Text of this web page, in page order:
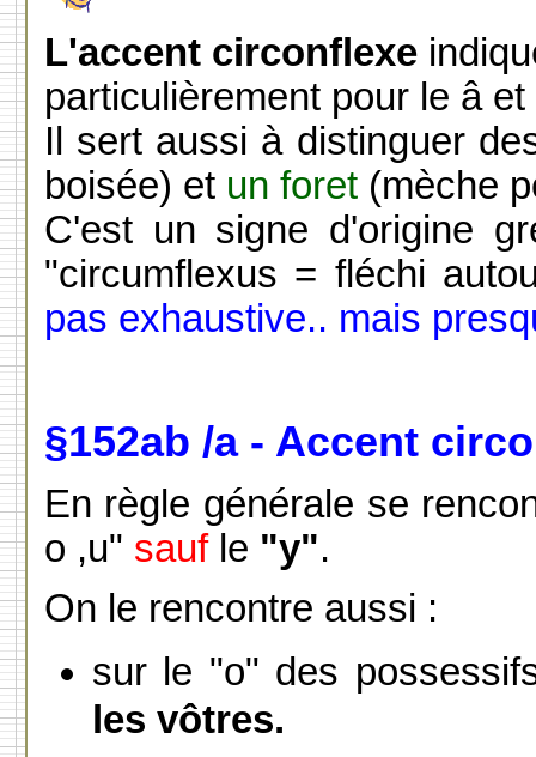
L'accent circonflexe
particulièrement pour le â et
Il sert aussi à distinguer
boisée) et un foret(mèche
C'est un signe d'origine
"circumflexus = fléchi
pas exhaustive.. mais
§152ab /a - Accent
En règle générale se
o ,u" saufle "y".
On le rencontre aussi :
sur le "o" des
les vôtres.